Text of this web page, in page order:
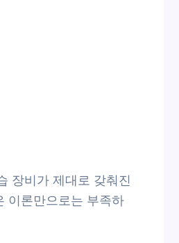
장비가 제대로 갖춰진
이론만으로는 부족하